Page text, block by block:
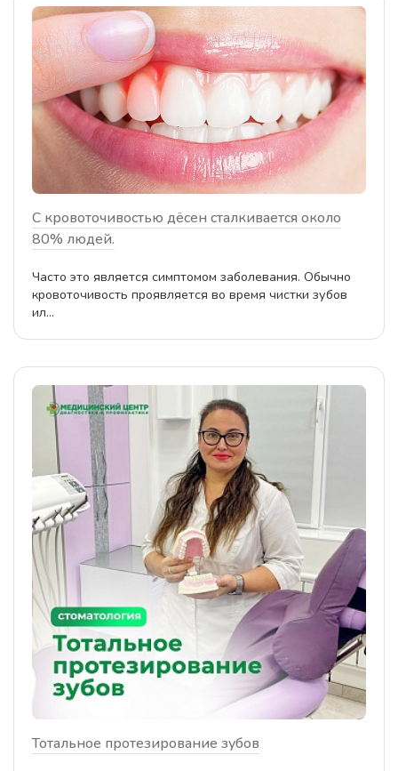
С кровоточивостью дёсен сталкивается около
80% людей.
Часто это является симптомом заболевания. Обычно
кровоточивость проявляется во время чистки зубов
ил...
Тотальное протезирование зубов